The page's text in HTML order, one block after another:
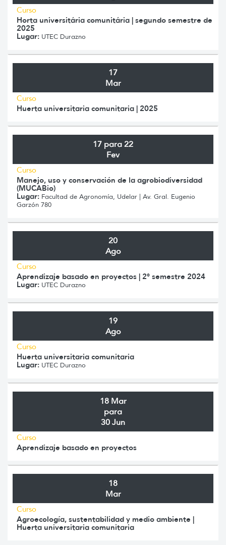
Curso
Horta universitária comunitária | segundo semestre de
2025
Lugar: UTEC Durazno
17
Mar
Curso
Huerta universitaria comunitaria | 2025
17 para 22
Fev
Curso
Manejo, uso y conservación de la agrobiodiversidad
(MUCABio)
Lugar: Facultad de Agronomía, Udelar | Av. Gral. Eugenio
Garzón 780
20
Ago
Curso
Aprendizaje basado en proyectos | 2° semestre 2024
Lugar: UTEC Durazno
19
Ago
Curso
Huerta universitaria comunitaria
Lugar: UTEC Durazno
18 Mar
para
30 Jun
Curso
Aprendizaje basado en proyectos
18
Mar
Curso
Agroecología, sustentabilidad y medio ambiente |
Huerta universitaria comunitaria